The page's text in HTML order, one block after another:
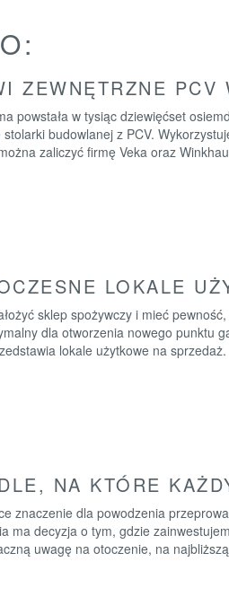
ZEWNĘTRZNE
powstała w tysiąc dziewięćset
budowlanej z PCV.
zaliczyć firmę Veka oraz
LOKALE
sklep spożywczy i mieć
dla otworzenia nowego punktu
lokale użytkowe na
NA KTÓRE
znaczenie dla powodzenia
ma decyzja o tym, gdzie
uwagę na otoczenie, na